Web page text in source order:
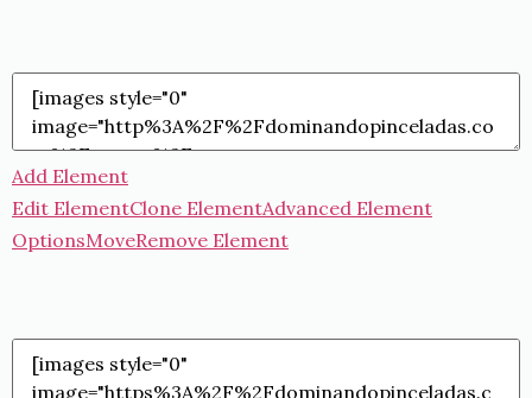
Add Element
Edit ElementClone ElementAdvanced Element
OptionsMoveRemove Element